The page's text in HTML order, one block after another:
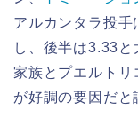
アルカンタラ投
し、後半は3.33と
家族とプエルトリ
が好調の要因だと